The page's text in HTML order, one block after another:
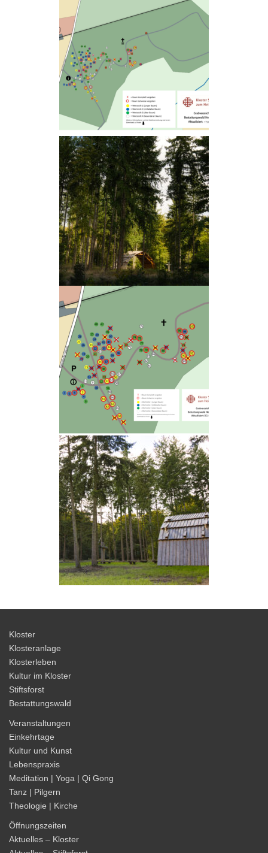
Kloster
Klosteranlage
Klosterleben
Kultur im Kloster
Stiftsforst
Bestattungswald
Veranstaltungen
Einkehrtage
Kultur und Kunst
Lebenspraxis
Meditation | Yoga | Qi Gong
Tanz | Pilgern
Theologie | Kirche
Öffnungszeiten
Aktuelles – Kloster